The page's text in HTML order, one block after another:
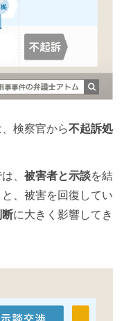
検察官から不起訴処
、 被害者と示談を結
、被害を回復してい
に大きく影響してき